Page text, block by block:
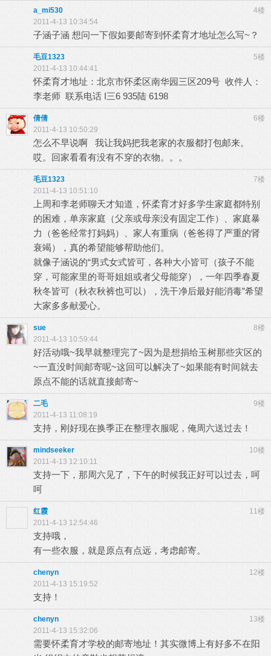
4楼
a_mi530
2011-4-13 10:34:54
子涵子涵 想问一下假如要邮寄到怀柔育才地址怎么写~？
5楼
毛豆1323
2011-4-13 10:44:41
怀柔育才地址：北京市怀柔区南华园三区209号 收件人：
李老师 联系电话 I三6 935陆 6198
6楼
倩倩
2011-4-13 10:50:29
怎么不早说啊 我让我妈把我老家的衣服都打包邮来。
哎。回家看看有没有不穿的衣物。。。
7楼
毛豆1323
2011-4-13 10:51:10
上周和李老师聊天才知道，怀柔育才好多学生家庭都特别
的困难，单亲家庭（父亲或母亲没有固定工作）、家庭暴
力（爸爸经常打妈妈）、家人有重病（爸爸得了严重的肾
衰竭），真的希望能够帮助他们。
就像子涵说的“男式女式皆可，各种大小皆可（孩子不能
穿，可能家里的哥哥姐姐或者父母能穿），一年四季春夏
秋冬皆可（秋衣秋裤也可以），洗干净后最好能消毒”希望
大家多多献爱心。
8楼
sue
2011-4-13 10:59:44
好活动哦~我早就整理完了~因为是想捐给玉树那些灾区的
~一直没时间邮寄呢~这回可以解决了~如果能有时间就去
原点不能的话就直接邮寄~
9楼
二毛
2011-4-13 11:08:19
支持，刚好现在换季正在整理衣服呢，俺周六送过去！
10楼
mindseeker
2011-4-13 12:10:11
支持一下，那周六见了，下午的时候我正好可以过去，呵
呵
11楼
红霞
2011-4-13 12:54:46
支持哦，
有一些衣服，就是原点有点远，考虑邮寄。
12楼
chenyn
2011-4-13 15:19:52
支持！
13楼
chenyn
2011-4-13 15:32:06
需要怀柔育才学校的邮寄地址！其实微博上有好多不在阳